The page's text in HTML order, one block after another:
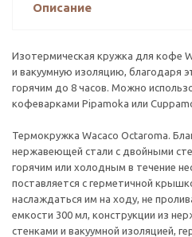
Описание
Изотермическая кружка для кофе
и вакуумную изоляцию, благодаря
горячим до 8 часов. Можно
кофеварками Pipamoka или
Термокружка Wacaco Octaroma.
нержавеющей стали с двойными
горячим или холодным в течение
поставляется с герметичной
наслаждаться им на ходу, не
емкости 300 мл, конструкции из
стенками и вакуумной изоляцией,